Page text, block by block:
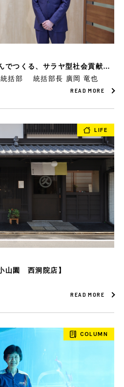
でつくる、サラヤ型社会貢献の
サラヤ株式会社 広報宣伝統括部 統括部長 廣岡 竜也
READ MORE
LIFE
山園 西洞院店】
READ MORE
COLUMN